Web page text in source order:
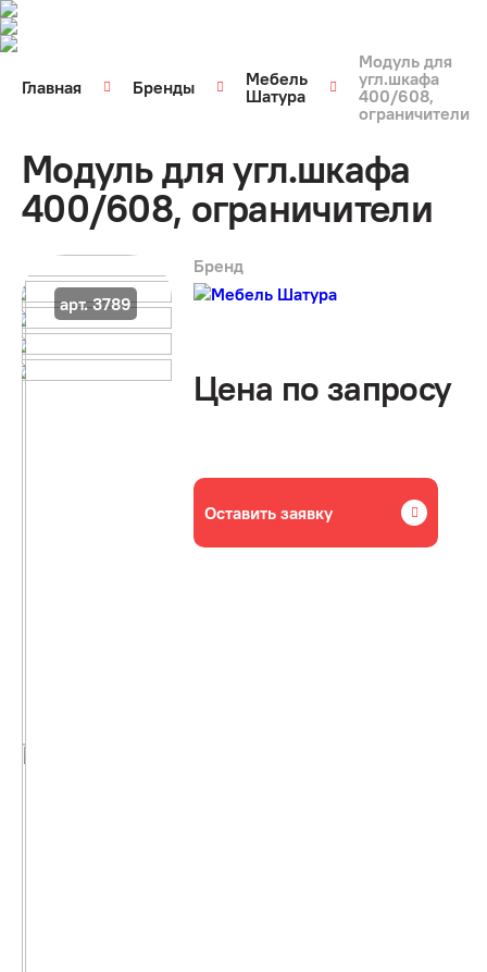
Главная Бренды
Мебель
Шатура
Модуль для
угл.шкафа
400/608,
ограничители
Модуль для угл.шкафа
400/608, ограничители
арт. 3789
Бренд
Цена по запросу
Оставить заявку